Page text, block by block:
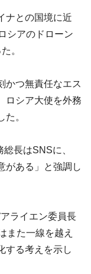
ナとの国境に近
シアのドローン
。
かつ無責任なエス
ロシア大使を外務
。
長はSNSに、
がある」と強調し
ライエン委員長
また一線を越え
する考えを示し